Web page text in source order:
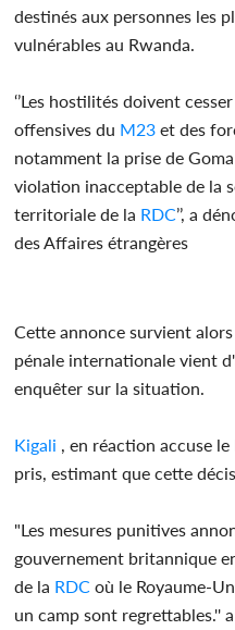
destinés aux personnes les
vulnérables au Rwanda.
‘’Les hostilités doivent
offensives du M23 et des
notamment la prise de
violation inacceptable de la
territoriale de la RDC’’, a
des Affaires étrangères
Cette annonce survient
pénale internationale vient
enquêter sur la situation.
Kigali , en réaction accuse
pris, estimant que cette
"Les mesures punitives
gouvernement britannique
de la RDC où le Royaume-
un camp sont regrettables.''